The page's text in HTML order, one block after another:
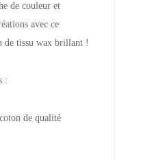
de couleur et
avec ce
de tissu wax brillant !
:
de qualité